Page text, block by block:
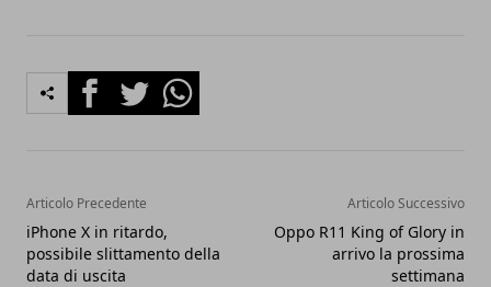
FacebookTwitterWhatsapp
Articolo Precedente
iPhone X in ritardo,
possibile slittamento della
data di uscita
Articolo Successivo
Oppo R11 King of Glory in
arrivo la prossima
settimana